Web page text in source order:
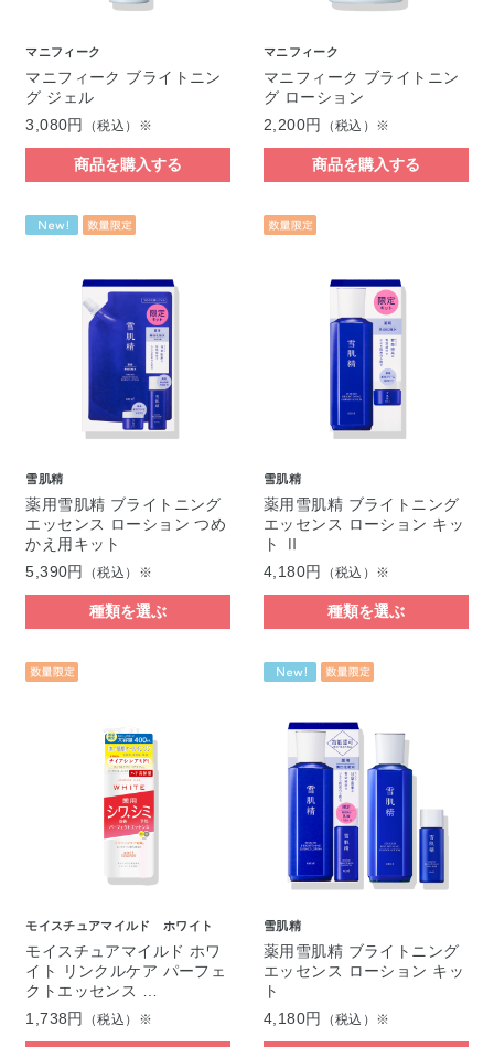
マニフィーク
マニフィーク ブライトニン
グ ジェル
3,080円
（税込）※
商品を購入する
マニフィーク
マニフィーク ブライトニン
グ ローション
2,200円
（税込）※
商品を購入する
雪肌精
薬用雪肌精 ブライトニング
エッセンス ローション つめ
かえ用キット
5,390円
（税込）※
種類を選ぶ
雪肌精
薬用雪肌精 ブライトニング
エッセンス ローション キッ
ト Ⅱ
4,180円
（税込）※
種類を選ぶ
モイスチュアマイルド ホワイト
モイスチュアマイルド ホワ
イト リンクルケア パーフェ
クトエッセンス …
1,738円
（税込）※
雪肌精
薬用雪肌精 ブライトニング
エッセンス ローション キッ
ト
4,180円
（税込）※